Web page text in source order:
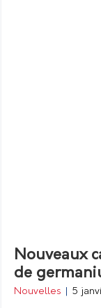
Nouveaux
de
Nouvelles 5